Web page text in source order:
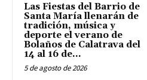
Las Fiestas del Barrio de
Santa María llenarán de
tradición, música y
deporte el verano de
Bolaños de Calatrava del
14 al 16 de...
5 de agosto de 2026